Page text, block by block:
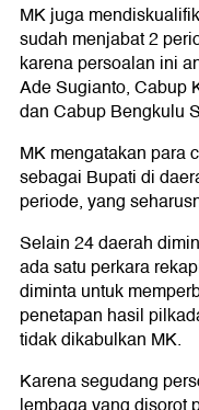
MK juga
sudah menjabat 2
karena persoalan ini
Ade Sugianto, Cabup
dan Cabup Bengkulu
MK mengatakan para
sebagai Bupati di
periode, yang
Selain 24 daerah
ada satu perkara
diminta untuk
penetapan hasil
tidak dikabulkan MK.
Karena segudang